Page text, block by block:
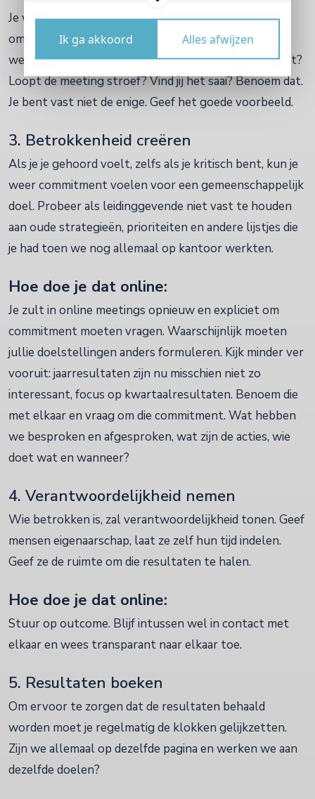
Ik ga akkoord Alles afwijzen
Je wilt voorkomen dat mensen niet de ruimte krijgen
om hun mening te delen. Let op lichaamstaal, ook via
webcam. Heb je het idee dat er iets niet gezegd wordt?
Loopt de meeting stroef? Vind jij het saai? Benoem dat.
Je bent vast niet de enige. Geef het goede voorbeeld.
3. Betrokkenheid creëren
Als je je gehoord voelt, zelfs als je kritisch bent, kun je
weer commitment voelen voor een gemeenschappelijk
doel. Probeer als leidinggevende niet vast te houden
aan oude strategieën, prioriteiten en andere lijstjes die
je had toen we nog allemaal op kantoor werkten.
Hoe doe je dat online:
Je zult in online meetings opnieuw en expliciet om
commitment moeten vragen. Waarschijnlijk moeten
jullie doelstellingen anders formuleren. Kijk minder ver
vooruit: jaarresultaten zijn nu misschien niet zo
interessant, focus op kwartaalresultaten. Benoem die
met elkaar en vraag om die commitment. Wat hebben
we besproken en afgesproken, wat zijn de acties, wie
doet wat en wanneer?
4. Verantwoordelijkheid nemen
Wie betrokken is, zal verantwoordelijkheid tonen. Geef
mensen eigenaarschap, laat ze zelf hun tijd indelen.
Geef ze de ruimte om die resultaten te halen.
Hoe doe je dat online:
Stuur op outcome. Blijf intussen wel in contact met
elkaar en wees transparant naar elkaar toe.
5. Resultaten boeken
Om ervoor te zorgen dat de resultaten behaald
worden moet je regelmatig de klokken gelijkzetten.
Zijn we allemaal op dezelfde pagina en werken we aan
dezelfde doelen?